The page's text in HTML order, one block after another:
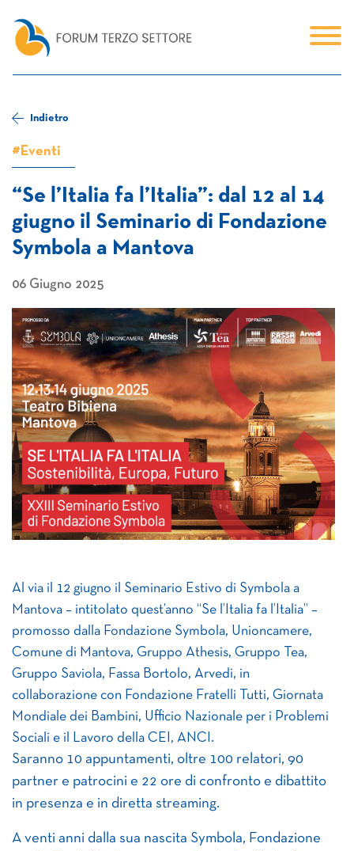
Indietro
#Eventi
“Se l’Italia fa l’Italia”: dal 12 al 14
giugno il Seminario di Fondazione
Symbola a Mantova
06 Giugno 2025
Al via il 12 giugno il Seminario Estivo di Symbola a
Mantova – intitolato quest’anno “Se l’Italia fa l’Italia” –
promosso dalla Fondazione Symbola, Unioncamere,
Comune di Mantova, Gruppo Athesis, Gruppo Tea,
Gruppo Saviola, Fassa Bortolo, Arvedi, in
collaborazione con Fondazione Fratelli Tutti, Giornata
Mondiale dei Bambini, Ufficio Nazionale per i Problemi
Sociali e il Lavoro della CEI, ANCI.
Saranno 10 appuntamenti, oltre 100 relatori, 90
partner e patrocini e 22 ore di confronto e dibattito
in presenza e in diretta streaming.
A venti anni dalla sua nascita Symbola, Fondazione